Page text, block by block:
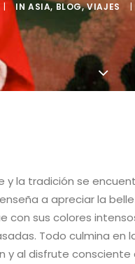
| IN ASIA,BLOG,VIAJES |
y la tradición se
a apreciar la
con sus colores
Todo culmina en
y al disfrute consciente